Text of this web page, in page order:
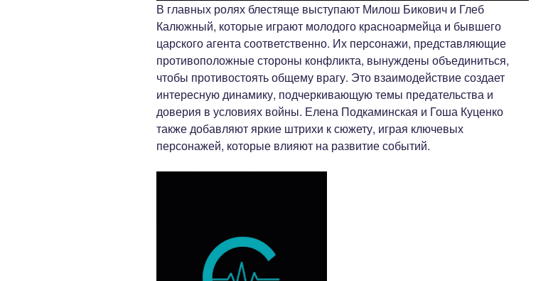
В главных ролях блестяще выступают Милош Бикович и Глеб
Калюжный, которые играют молодого красноармейца и бывшего
царского агента соответственно. Их персонажи, представляющие
противоположные стороны конфликта, вынуждены объединиться,
чтобы противостоять общему врагу. Это взаимодействие создает
интересную динамику, подчеркивающую темы предательства и
доверия в условиях войны. Елена Подкаминская и Гоша Куценко
также добавляют яркие штрихи к сюжету, играя ключевых
персонажей, которые влияют на развитие событий.